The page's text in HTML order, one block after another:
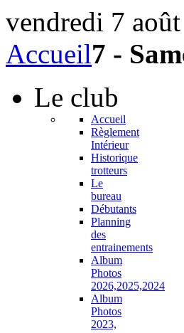
vendredi 7
Accueil7 -
Le club
Accueil
Règlement
Intérieur
Historique
trotteurs
Le
bureau
Débutants
Planning
des
entrainements
Album
Photos
2026,2025,2024
Album
Photos
2023,